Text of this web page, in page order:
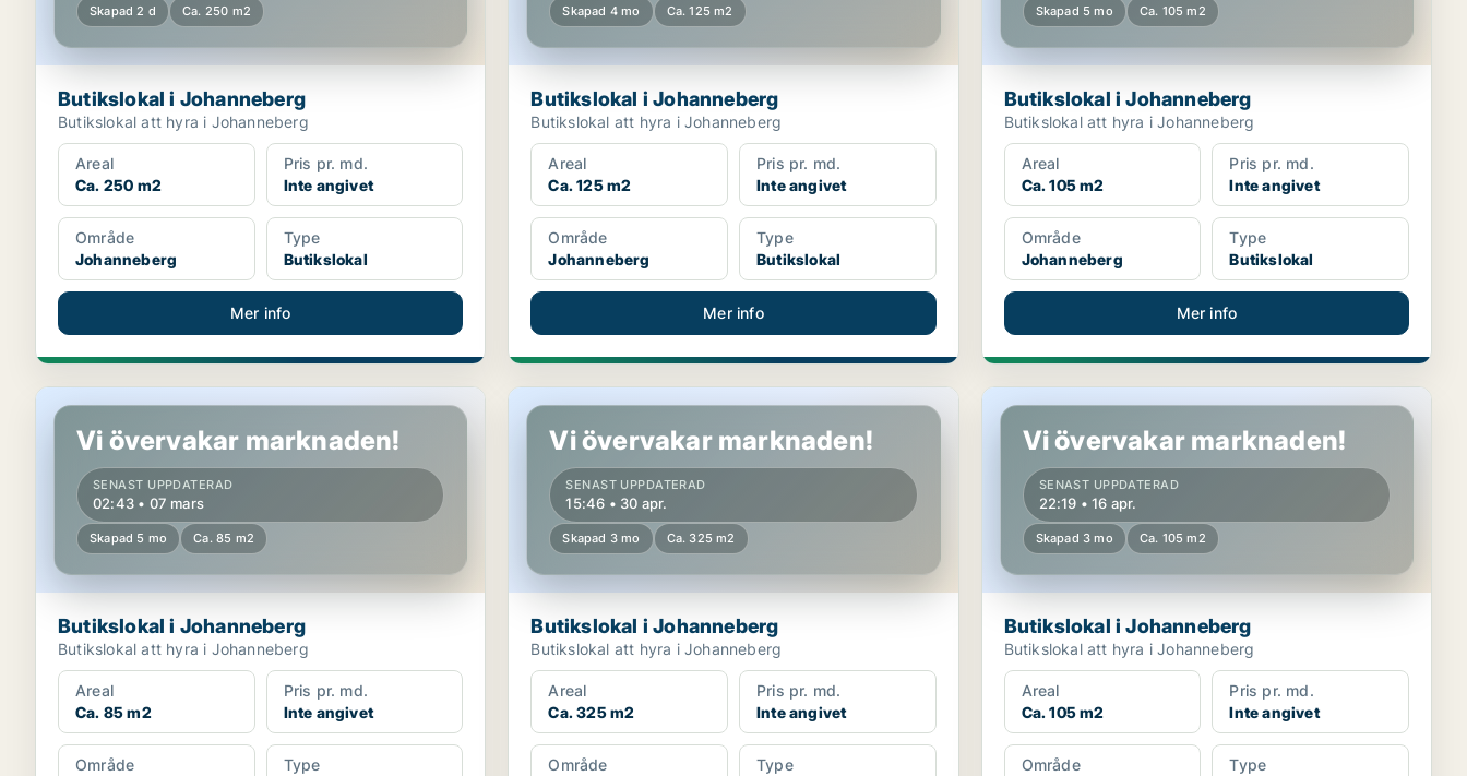
Skapad 2 d Ca. 250 m2
Butikslokal i Johanneberg
Butikslokal att hyra i Johanneberg
Areal
Ca. 250 m2
Pris pr. md.
Inte angivet
Område
Johanneberg
Type
Butikslokal
Mer info
Skapad 4 mo Ca. 125 m2
Butikslokal i Johanneberg
Butikslokal att hyra i Johanneberg
Areal
Ca. 125 m2
Pris pr. md.
Inte angivet
Område
Johanneberg
Type
Butikslokal
Mer info
Skapad 5 mo Ca. 105 m2
Butikslokal i Johanneberg
Butikslokal att hyra i Johanneberg
Areal
Ca. 105 m2
Pris pr. md.
Inte angivet
Område
Johanneberg
Type
Butikslokal
Mer info
Butikslokal i Johanneberg
Vi övervakar marknaden!
SENAST UPPDATERAD
02:43 • 07 mars
Skapad 5 mo Ca. 85 m2
Butikslokal i Johanneberg
Butikslokal att hyra i Johanneberg
Areal
Ca. 85 m2
Pris pr. md.
Inte angivet
Område
Type
Butikslokal i Johanneberg
Vi övervakar marknaden!
SENAST UPPDATERAD
15:46 • 30 apr.
Skapad 3 mo Ca. 325 m2
Butikslokal i Johanneberg
Butikslokal att hyra i Johanneberg
Areal
Ca. 325 m2
Pris pr. md.
Inte angivet
Område
Type
Butikslokal i Johanneberg
Vi övervakar marknaden!
SENAST UPPDATERAD
22:19 • 16 apr.
Skapad 3 mo Ca. 105 m2
Butikslokal i Johanneberg
Butikslokal att hyra i Johanneberg
Areal
Ca. 105 m2
Pris pr. md.
Inte angivet
Område
Type